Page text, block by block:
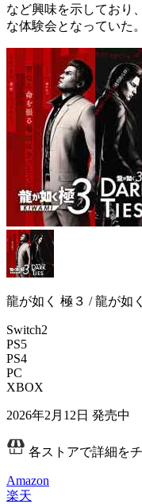
など興味を示しており
な体験会となっていた。
龍が如く 極３ / 龍が如
Switch2
PS5
PS4
PC
XBOX
2026年2月12日 発売中
各ストアで詳細を
Amazon
楽天